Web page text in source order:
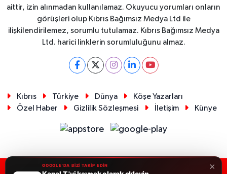
aittir, izin alınmadan kullanılamaz. Okuyucu yorumları onların
görüşleri olup Kıbrıs Bağımsız Medya Ltd ile
ilişkilendirilemez, sorumlu tutulamaz. Kıbrıs Bağımsız Medya
Ltd. harici linklerin sorumluluğunu almaz.
Kıbrıs Türkiye Dünya
Köşe Yazarları
Özel Haber
Gizlilik Sözleşmesi İletişim Künye
×
GOOGLE'DA BİZİ TAKİP EDİN